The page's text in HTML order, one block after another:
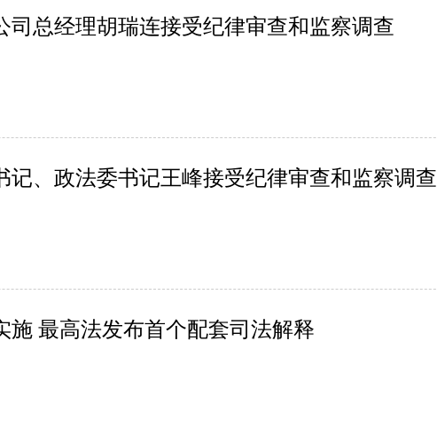
司总经理胡瑞连接受纪律审查和监察调查
记、政法委书记王峰接受纪律审查和监察调查
施 最高法发布首个配套司法解释